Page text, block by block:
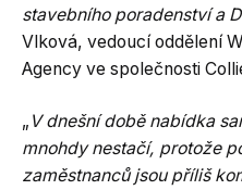
stavebního poradenství a
Vlková, vedoucí oddělení
Agency ve společnosti
„ V dnešní době nabídka
mnohdy nestačí, protože
zaměstnanců jsou příliš